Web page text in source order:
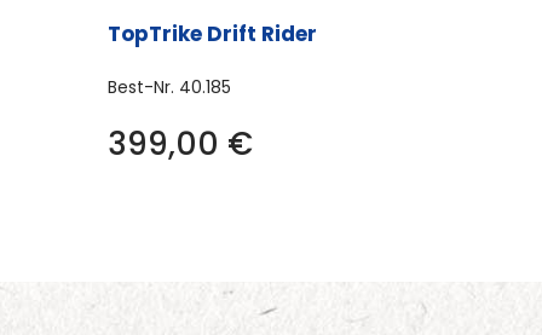
TopTrike Drift Rider
Best-Nr. 40.185
399,00 €